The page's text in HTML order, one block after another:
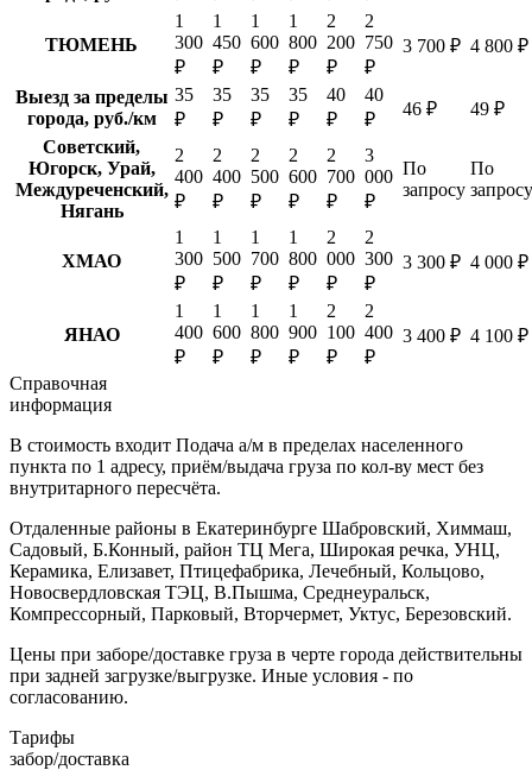
ТЮМЕНЬ
1
300
₽
1
450
₽
1
600
₽
1
800
₽
2
200
₽
2
750
₽
3 700 ₽ 4 800 ₽
Выезд за пределы
города, руб./км
35
₽
35
₽
35
₽
35
₽
40
₽
40
₽
46 ₽
49 ₽
Советский,
Югорск, Урай,
Междуреченский,
Нягань
2
400
₽
2
400
₽
2
500
₽
2
600
₽
2
700
₽
3
000
₽
По
запросу
По
запросу
ХМАО
1
300
₽
1
500
₽
1
700
₽
1
800
₽
2
000
₽
2
300
₽
3 300 ₽ 4 000 ₽
ЯНАО
1
400
₽
1
600
₽
1
800
₽
1
900
₽
2
100
₽
2
400
₽
3 400 ₽ 4 100 ₽
Справочная
информация
В стоимость входит Подача а/м в пределах населенного
пункта по 1 адресу, приём/выдача груза по кол-ву мест без
внутритарного пересчёта.
Отдаленные районы в Екатеринбурге Шабровский, Химмаш,
Садовый, Б.Конный, район ТЦ Мега, Широкая речка, УНЦ,
Керамика, Елизавет, Птицефабрика, Лечебный, Кольцово,
Новосвердловская ТЭЦ, В.Пышма, Среднеуральск,
Компрессорный, Парковый, Вторчермет, Уктус, Березовский.
Цены при заборе/доставке груза в черте города действительны
при задней загрузке/выгрузке. Иные условия - по
согласованию.
Тарифы
забор/доставка